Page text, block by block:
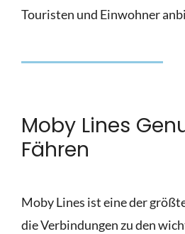
Touristen und Einwohner
Moby Lines
Fähren
Moby Lines ist eine der
die Verbindungen zu den